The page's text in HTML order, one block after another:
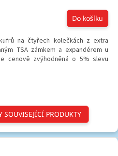
Do košíku
na čtyřech kolečkách z extra
TSA zámkem a expandérem u
cenově zvýhodněná o 5% slevu
SOUVISEJÍCÍ PRODUKTY